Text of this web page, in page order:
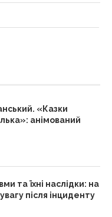
«Казки
анімований
та їхні наслідки: на
після інциденту